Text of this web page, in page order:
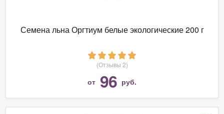
Семена льна Оргтиум белые экологические 200 г
(Отзывы 2)
от 96 руб.